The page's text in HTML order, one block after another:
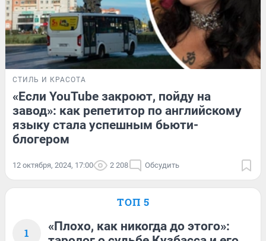
СТИЛЬ И КРАСОТА
«Если YouTube закроют, пойду на
завод»: как репетитор по английскому
языку стала успешным бьюти-
блогером
12 октября, 2024, 17:00 2 208 Обсудить
ТОП 5
1
«Плохо, как никогда до этого»: